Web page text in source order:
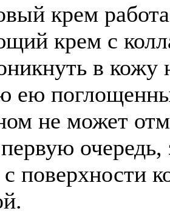
крем
крем с
в кожу
ею
не может
поверхности